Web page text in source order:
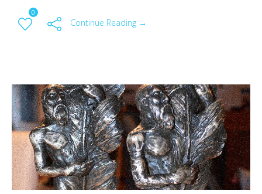
0
Continue Reading →